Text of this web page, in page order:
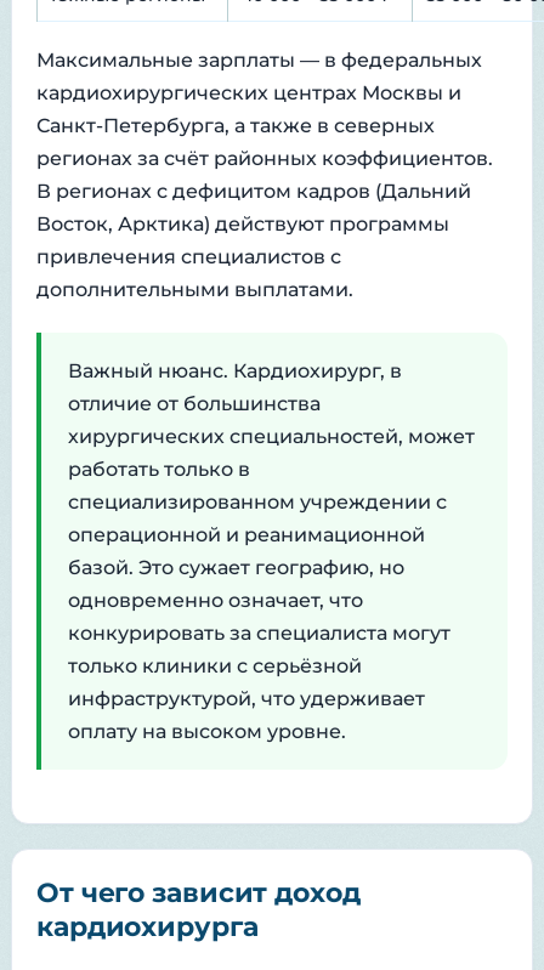
Максимальные зарплаты — в федеральных
кардиохирургических центрах Москвы и
Санкт-Петербурга, а также в северных
регионах за счёт районных коэффициентов.
В регионах с дефицитом кадров (Дальний
Восток, Арктика) действуют программы
привлечения специалистов с
дополнительными выплатами.
Важный нюанс. Кардиохирург, в
отличие от большинства
хирургических специальностей, может
работать только в
специализированном учреждении с
операционной и реанимационной
базой. Это сужает географию, но
одновременно означает, что
конкурировать за специалиста могут
только клиники с серьёзной
инфраструктурой, что удерживает
оплату на высоком уровне.
От чего зависит доход
кардиохирурга